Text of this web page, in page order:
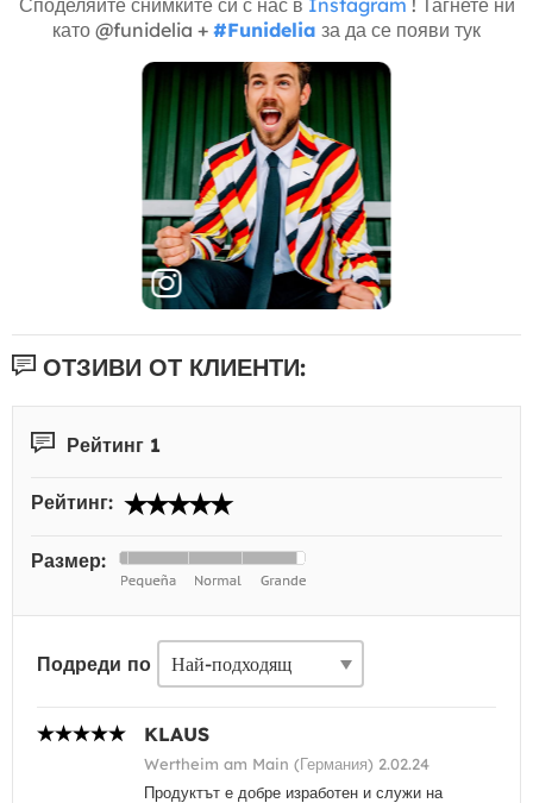
като @funidelia + #Funidelia за да се появи тук
ОТЗИВИ ОТ КЛИЕНТИ:
Рейтинг 1
Рейтинг:
Размер:
Подреди по
KLAUS
Wertheim am Main (Германия) 2.02.24
Продуктът е добре изработен и служи на